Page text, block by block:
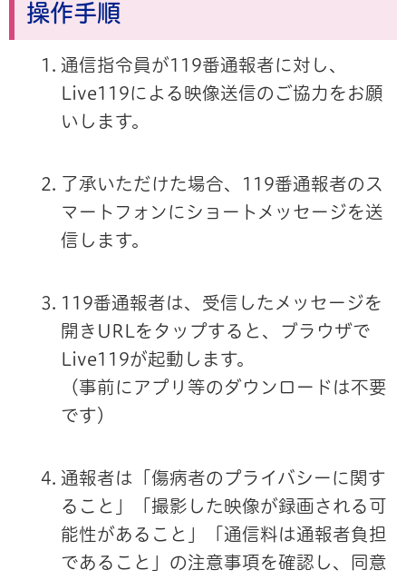
操作手順
通信指令員が119番通報者に対し、
Live119による映像送信のご協力をお願
いします。
了承いただけた場合、119番通報者のス
マートフォンにショートメッセージを送
信します。
119番通報者は、受信したメッセージを
開きURLをタップすると、ブラウザで
Live119が起動します。
（事前にアプリ等のダウンロードは不要
です）
通報者は「傷病者のプライバシーに関す
ること」「撮影した映像が録画される可
能性があること」「通信料は通報者負担
であること」の注意事項を確認し、同意